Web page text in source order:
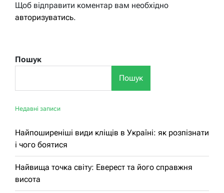
Щоб відправити коментар вам необхідно
авторизуватись.
Пошук
Пошук
Недавні записи
Найпоширеніші види кліщів в Україні: як розпізнати
і чого боятися
Найвища точка світу: Еверест та його справжня
висота